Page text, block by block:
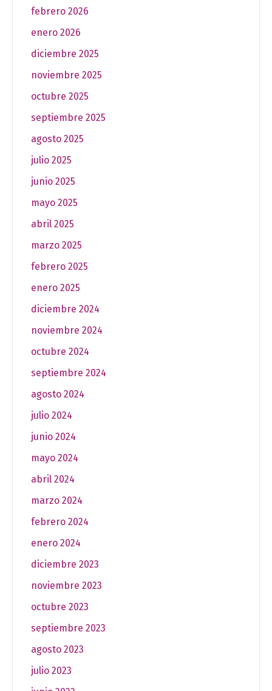
febrero 2026
enero 2026
diciembre 2025
noviembre 2025
octubre 2025
septiembre 2025
agosto 2025
julio 2025
junio 2025
mayo 2025
abril 2025
marzo 2025
febrero 2025
enero 2025
diciembre 2024
noviembre 2024
octubre 2024
septiembre 2024
agosto 2024
julio 2024
junio 2024
mayo 2024
abril 2024
marzo 2024
febrero 2024
enero 2024
diciembre 2023
noviembre 2023
octubre 2023
septiembre 2023
agosto 2023
julio 2023